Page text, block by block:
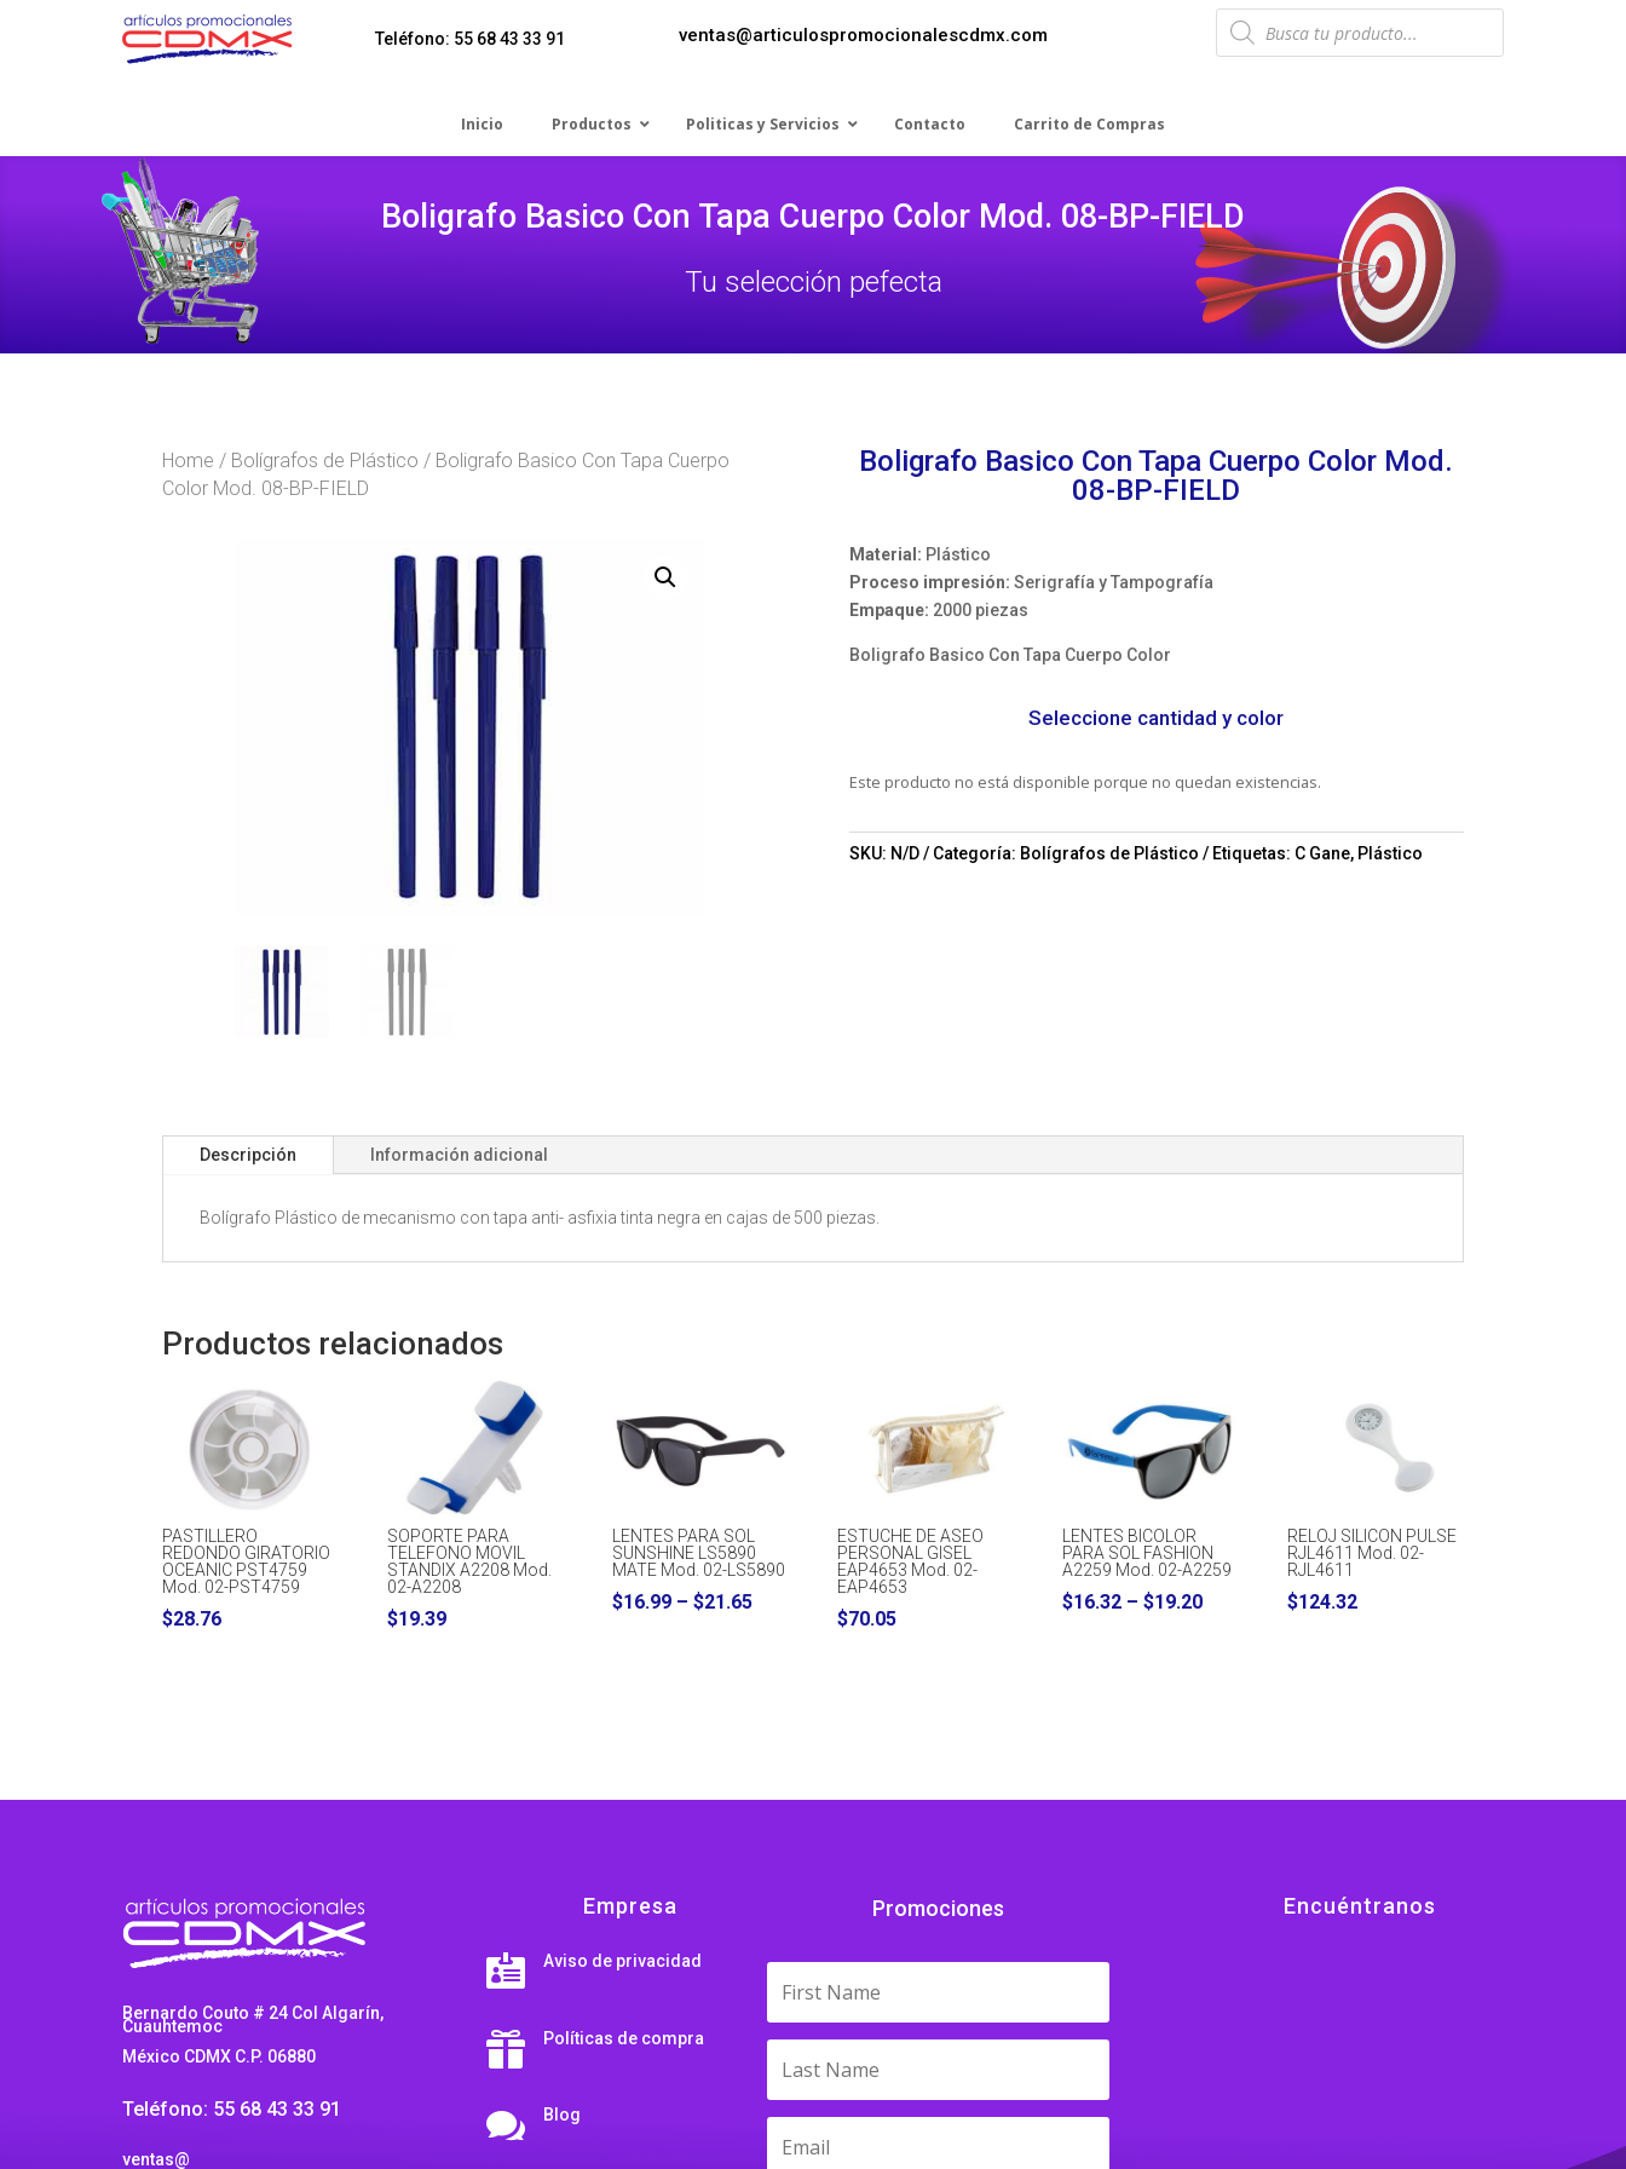
Teléfono: 55 68 43 33 91 ventas@articulospromocionalescdmx.com
Products
search
Inicio Productos Politicas y Servicios Contacto Carrito de Compras
Boligrafo Basico Con Tapa Cuerpo Color Mod. 08-BP-FIELD
Tu selección pefecta
Home / Bolígrafos de Plástico / Boligrafo Basico Con Tapa Cuerpo
Color Mod. 08-BP-FIELD
Boligrafo Basico Con Tapa Cuerpo Color Mod.
08-BP-FIELD
Material: Plástico
Proceso impresión: Serigrafía y Tampografía
Empaque: 2000 piezas
Boligrafo Basico Con Tapa Cuerpo Color
Seleccione cantidad y color
Este producto no está disponible porque no quedan existencias.
SKU: N/D Categoría: Bolígrafos de Plástico Etiquetas: C Gane, Plástico
Descripción Información adicional
Bolígrafo Plástico de mecanismo con tapa anti- asfixia tinta negra en cajas de 500 piezas.
Productos relacionados
PASTILLERO
REDONDO GIRATORIO
OCEANIC PST4759
Mod. 02-PST4759
$28.76
SOPORTE PARA
TELEFONO MOVIL
STANDIX A2208 Mod.
02-A2208
$19.39
LENTES PARA SOL
SUNSHINE LS5890
MATE Mod. 02-LS5890
$16.99 – $21.65Price
ESTUCHE DE ASEO
PERSONAL GISEL
EAP4653 Mod. 02-
EAP4653
$70.05
LENTES BICOLOR
PARA SOL FASHION
A2259 Mod. 02-A2259
$16.32 – $19.20Price
RELOJ SILICON PULSE
RJL4611 Mod. 02-
RJL4611
$124.32
Bernardo Couto # 24 Col Algarín,
Cuauhtemoc
México CDMX C.P. 06880
Teléfono: 55 68 43 33 91
ventas@
Empresa
 Aviso de privacidad
 Políticas de compra
 Blog
Promociones Encuéntranos